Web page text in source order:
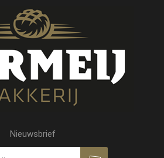
Nieuwsbrief